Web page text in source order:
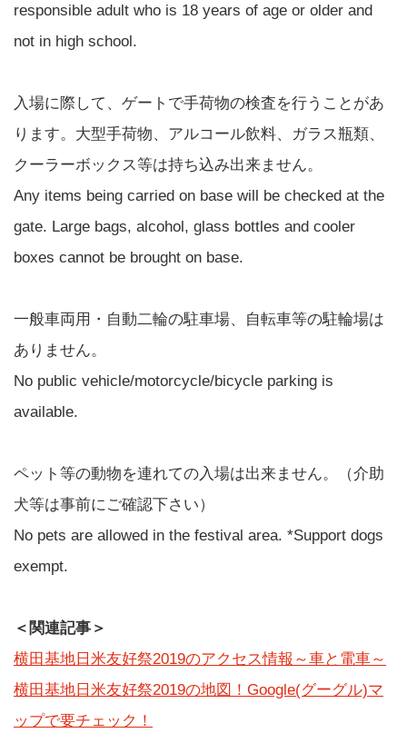
responsible adult who is 18 years of age or older and
not in high school.
入場に際して、ゲートで手荷物の検査を行うことがあ
ります。大型手荷物、アルコール飲料、ガラス瓶類、
クーラーボックス等は持ち込み出来ません。
Any items being carried on base will be checked at the
gate. Large bags, alcohol, glass bottles and cooler
boxes cannot be brought on base.
一般車両用・自動二輪の駐車場、自転車等の駐輪場は
ありません。
No public vehicle/motorcycle/bicycle parking is
available.
ペット等の動物を連れての入場は出来ません。（介助
犬等は事前にご確認下さい）
No pets are allowed in the festival area. *Support dogs
exempt.
＜関連記事＞
横田基地日米友好祭2019のアクセス情報～車と電車～
横田基地日米友好祭2019の地図！Google(グーグル)マ
ップで要チェック！